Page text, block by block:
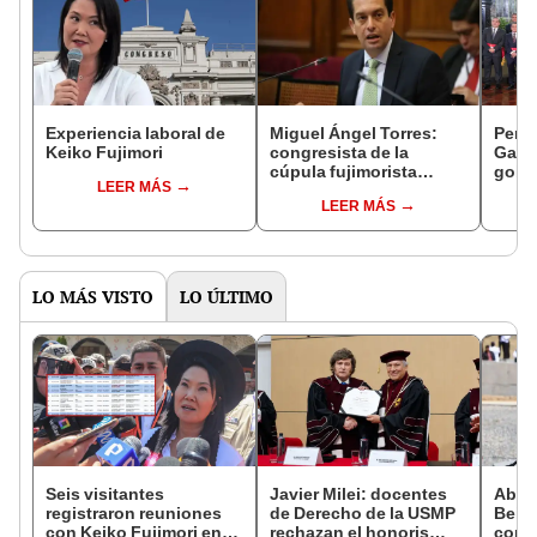
Experiencia laboral de
Keiko Fujimori
LEER MÁS
Miguel Ángel Torres:
congresista de la
cúpula fujimorista
del SenadoLEER MÁS
LO MÁS VISTO LO ÚLTIMO
Seis visitantes
registraron reuniones
con Keiko Fujimori en
Javier Milei: docentes
de Derecho de la USMP
rechazan el honoris